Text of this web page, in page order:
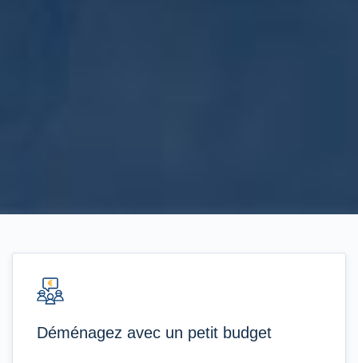
Déménagez avec un petit budget